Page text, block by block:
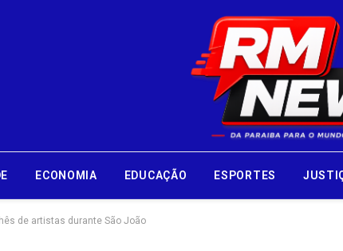
ECONOMIA EDUCAÇÃO ESPORTES
de artistas durante São João